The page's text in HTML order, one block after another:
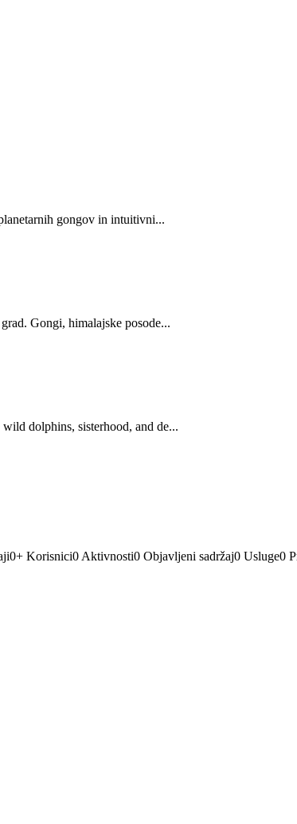
gongov in intuitivni...
Gongi, himalajske posode...
dolphins, sisterhood, and de...
0+ Korisnici0 Aktivnosti0 Objavljeni sadržaj0 Usluge0